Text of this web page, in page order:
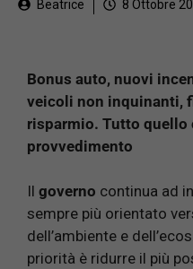
Beatrice 8 Ottobre
Bonus auto, nuovi
veicoli non inquinanti,
risparmio. Tutto quello
provvedimento
Il governo continua ad
sempre più orientato
dell’ambiente e
priorità è ridurre il più